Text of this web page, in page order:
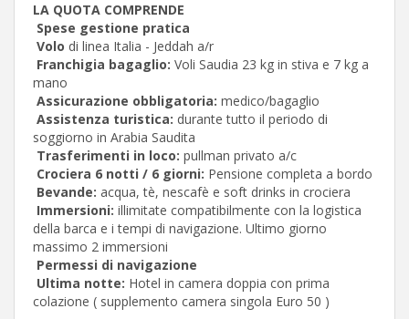
LA QUOTA COMPRENDE
Spese gestione pratica
Volo di linea Italia - Jeddah a/r
Franchigia bagaglio: Voli Saudia 23 kg in stiva e 7 kg a
mano
Assicurazione obbligatoria: medico/bagaglio
Assistenza turistica: durante tutto il periodo di
soggiorno in Arabia Saudita
Trasferimenti in loco: pullman privato a/c
Crociera 6 notti / 6 giorni: Pensione completa a bordo
Bevande: acqua, tè, nescafè e soft drinks in crociera
Immersioni: illimitate compatibilmente con la logistica
della barca e i tempi di navigazione. Ultimo giorno
massimo 2 immersioni
Permessi di navigazione
Ultima notte: Hotel in camera doppia con prima
colazione ( supplemento camera singola Euro 50 )